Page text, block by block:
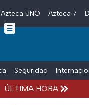
Skip to main content
Azteca UNO Azteca 7
Seguridad
ÚLTIMA HORA